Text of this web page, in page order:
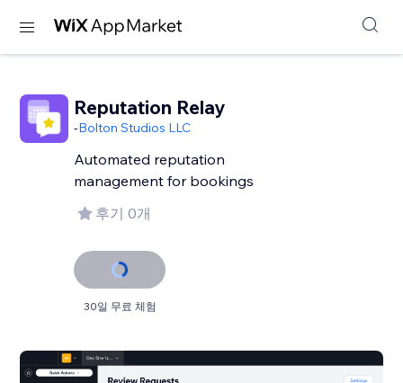
Reputation Relay
-Bolton Studios LLC
Automated reputation
management for bookings
후기 0개
30일 무료 체험